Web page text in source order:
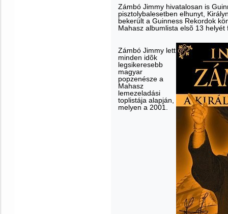
Zámbó Jimmy hivatalosan is
pisztolybalesetben elhunyt,
bekerült a Guinness Rekordok
Mahasz albumlista elsõ 13 helyét
Zámbó Jimmy lett
minden idõk
legsikeresebb
magyar
popzenésze a
Mahasz
lemezeladási
toplistája alapján,
melyen a 2001.